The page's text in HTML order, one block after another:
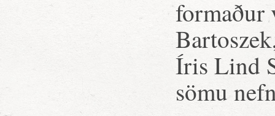
formaður
Íris Lind
sömu